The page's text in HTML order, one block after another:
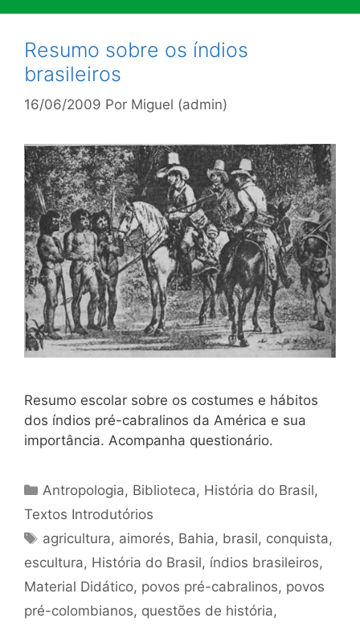
Resumo sobre os índios
brasileiros
16/06/2009 Por Miguel (admin)
Resumo escolar sobre os costumes e hábitos
dos índios pré-cabralinos da América e sua
importância. Acompanha questionário.
Categorias
Antropologia, Biblioteca, História do Brasil,
Textos Introdutórios
Tags
agricultura, aimorés, Bahia, brasil, conquista,
escultura, História do Brasil, índios brasileiros,
Material Didático, povos pré-cabralinos, povos
pré-colombianos, questões de história,